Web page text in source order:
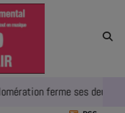
ferme ses deux